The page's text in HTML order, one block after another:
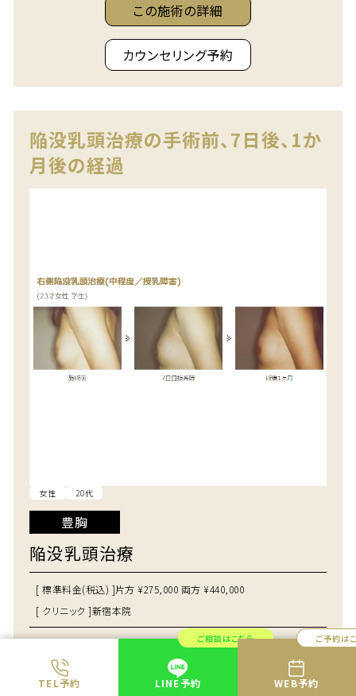
TEL予約
ご相談はこちら
LINE予約
ご予約は
WEB予約
この施術の詳細
カウンセリング予約
陥没乳頭治療の手術前、7日後、1か
月後の経過
女性 20代
豊胸
陥没乳頭治療
[ 標準料金(税込) ]片方 ¥275,000 両方 ¥440,000
[ クリニック ]新宿本院
この施術の詳細